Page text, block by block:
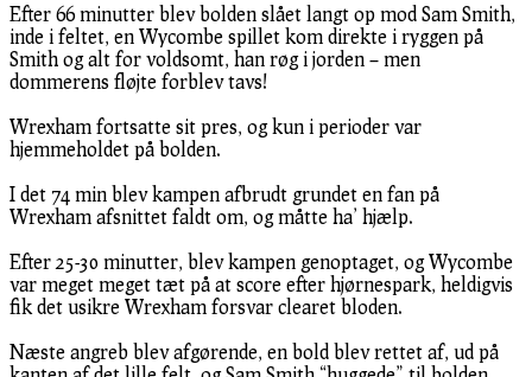
Efter 66 minutter blev bolden slået langt op mod Sam Smith,
inde i feltet, en Wycombe spillet kom direkte i ryggen på
Smith og alt for voldsomt, han røg i jorden – men
dommerens fløjte forblev tavs!
Wrexham fortsatte sit pres, og kun i perioder var
hjemmeholdet på bolden.
I det 74 min blev kampen afbrudt grundet en fan på
Wrexham afsnittet faldt om, og måtte ha’ hjælp.
Efter 25-30 minutter, blev kampen genoptaget, og Wycombe
var meget meget tæt på at score efter hjørnespark, heldigvis
fik det usikre Wrexham forsvar clearet bloden.
Næste angreb blev afgørende, en bold blev rettet af, ud på